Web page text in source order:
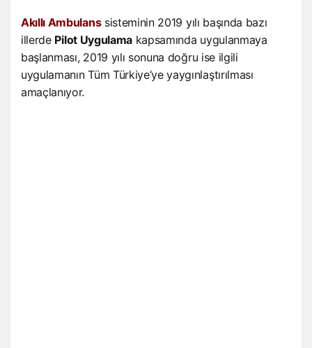
Akıllı Ambulanssisteminin 2019 yılı başında bazı
illerde Pilot Uygulama kapsamında uygulanmaya
başlanması, 2019 yılı sonuna doğru ise ilgili
uygulamanın Tüm Türkiye’ye yaygınlaştırılması
amaçlanıyor.